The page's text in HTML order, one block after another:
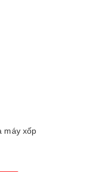
máy xốp